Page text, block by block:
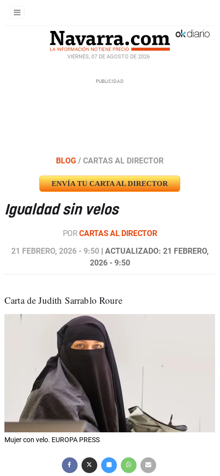
VIERNES, 07 DE AGOSTO DE 2026
BLOG / CARTAS AL DIRECTOR
ENVÍA TU CARTA AL DIRECTOR
Igualdad sin velos
PORCARTAS AL DIRECTOR
21 FEBRERO, 2026 - 9:50| ACTUALIZADO: 21 FEBRERO,
2026 - 9:50
Carta de Judith Sarrablo Roure
Mujer con velo. EUROPA PRESS